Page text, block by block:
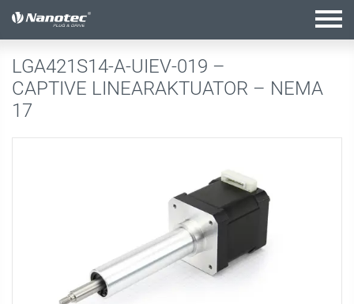
Aktive Kombination
LGA421S14-A-UIEV-019 –
CAPTIVE LINEARAKTUATOR – NEMA
17